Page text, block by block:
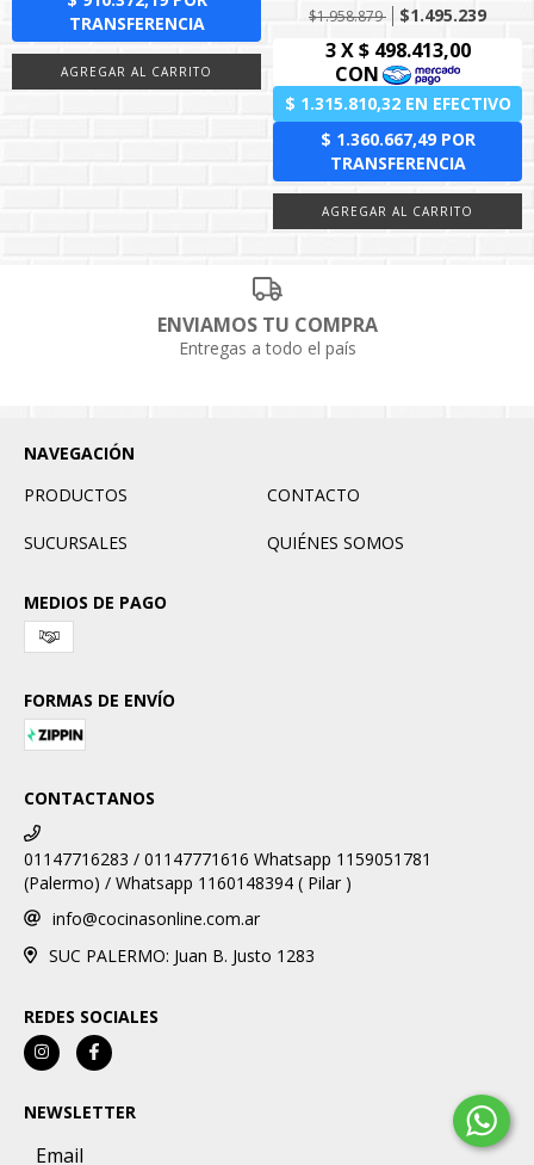
$1.958.879
$1.495.239
ENVIAMOS TU COMPRA
Entregas a todo el país
NAVEGACIÓN
PRODUCTOS
CONTACTO
SUCURSALES QUIÉNES SOMOS
MEDIOS DE PAGO
FORMAS DE ENVÍO
CONTACTANOS
01147716283 / 01147771616 Whatsapp 1159051781
(Palermo) / Whatsapp 1160148394 ( Pilar )
info@cocinasonline.com.ar
SUC PALERMO: Juan B. Justo 1283
REDES SOCIALES
NEWSLETTER